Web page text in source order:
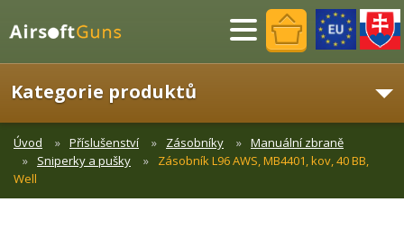
Menu
Kategorie produktů
Úvod Příslušenství Zásobníky
Manuální zbraně
Sniperky a pušky
Zásobník L96 AWS, MB4401, kov, 40 BB,
Well